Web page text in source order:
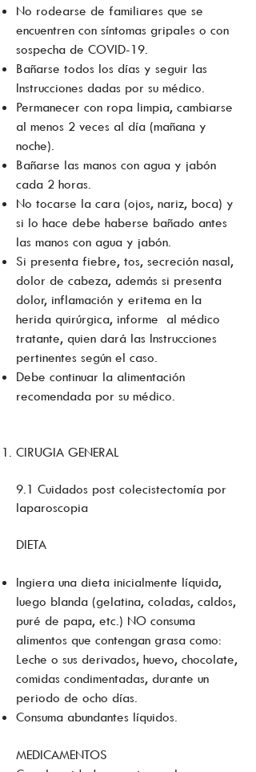
No rodearse de familiares que se
encuentren con síntomas gripales o con
sospecha de COVID-19.
Bañarse todos los días y seguir las
Instrucciones dadas por su médico.
Permanecer con ropa limpia, cambiarse
al menos 2 veces al día (mañana y
noche).
Bañarse las manos con agua y jabón
cada 2 horas.
No tocarse la cara (ojos, nariz, boca) y
si lo hace debe haberse bañado antes
las manos con agua y jabón.
Si presenta fiebre, tos, secreción nasal,
dolor de cabeza, además si presenta
dolor, inflamación y eritema en la
herida quirúrgica, informe al médico
tratante, quien dará las Instrucciones
pertinentes según el caso.
Debe continuar la alimentación
recomendada por su médico.
CIRUGIA GENERAL
9.1 Cuidados post colecistectomía por
laparoscopia
DIETA
Ingiera una dieta inicialmente líquida,
luego blanda (gelatina, coladas, caldos,
puré de papa, etc.) NO consuma
alimentos que contengan grasa como:
Leche o sus derivados, huevo, chocolate,
comidas condimentadas, durante un
periodo de ocho días.
Consuma abundantes líquidos.
MEDICAMENTOS